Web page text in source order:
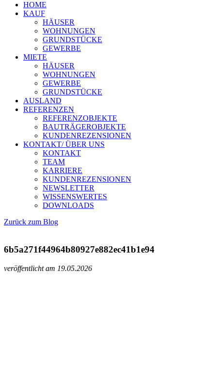
HOME
KAUF
HÄUSER
WOHNUNGEN
GRUNDSTÜCKE
GEWERBE
MIETE
HÄUSER
WOHNUNGEN
GEWERBE
GRUNDSTÜCKE
AUSLAND
REFERENZEN
REFERENZOBJEKTE
BAUTRÄGEROBJEKTE
KUNDENREZENSIONEN
KONTAKT/ ÜBER UNS
KONTAKT
TEAM
KARRIERE
KUNDENREZENSIONEN
NEWSLETTER
WISSENSWERTES
DOWNLOADS
Zurück zum Blog
6b5a271f44964b80927e882ec41b1e94
veröffentlicht am 19.05.2026